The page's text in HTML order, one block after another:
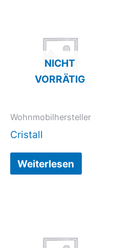
NICHT
VORRÄTIG
Wohnmobilhersteller
Cristall
Weiterlesen